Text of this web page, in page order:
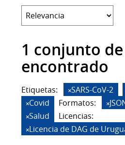
1 conjunto
encontrado
Etiquetas: SARS-CoV-2
Covid
Formatos:
Salud
Licencias:
Licencia de DAG de